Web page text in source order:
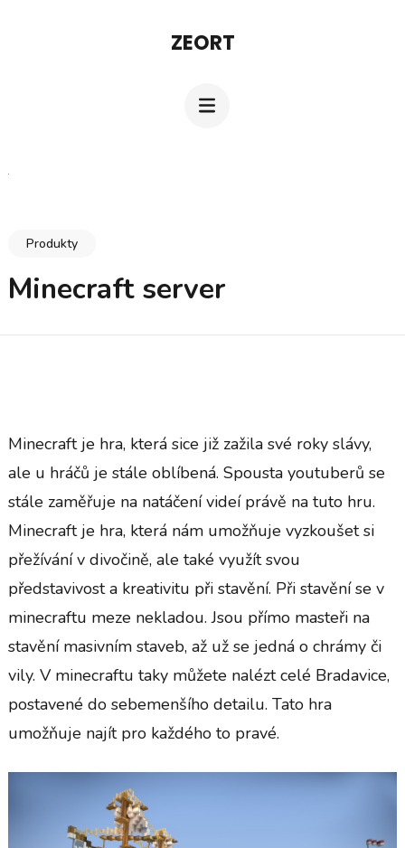
ZEORT
Produkty
Minecraft server
Minecraft je hra, která sice již zažila své roky slávy,
ale u hráčů je stále oblíbená. Spousta youtuberů se
stále zaměřuje na natáčení videí právě na tuto hru.
Minecraft je hra, která nám umožňuje vyzkoušet si
přežívání v divočině, ale také využít svou
představivost a kreativitu při stavění. Při stavění se v
minecraftu meze nekladou. Jsou přímo masteři na
stavění masivním staveb, až už se jedná o chrámy či
vily. V minecraftu taky můžete nalézt celé Bradavice,
postavené do sebemenšího detailu. Tato hra
umožňuje najít pro každého to pravé.